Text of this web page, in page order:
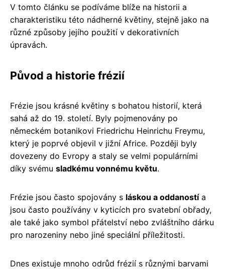
V tomto článku se podíváme blíže na historii a
charakteristiku této nádherné květiny, stejně jako na
různé způsoby jejího použití v dekorativních
úpravách.
Původ a historie frézií
Frézie jsou krásné květiny s bohatou historií, která
sahá až do 19. století. Byly pojmenovány po
německém botanikovi Friedrichu Heinrichu Freymu,
který je poprvé objevil v jižní Africe. Později byly
dovezeny do Evropy a staly se velmi populárními
díky svému sladkému vonnému květu.
Frézie jsou často spojovány s láskou a oddanostía
jsou často používány v kyticích pro svatební obřady,
ale také jako symbol přátelství nebo zvláštního dárku
pro narozeniny nebo jiné speciální příležitosti.
Dnes existuje mnoho odrůd frézií s různými barvami